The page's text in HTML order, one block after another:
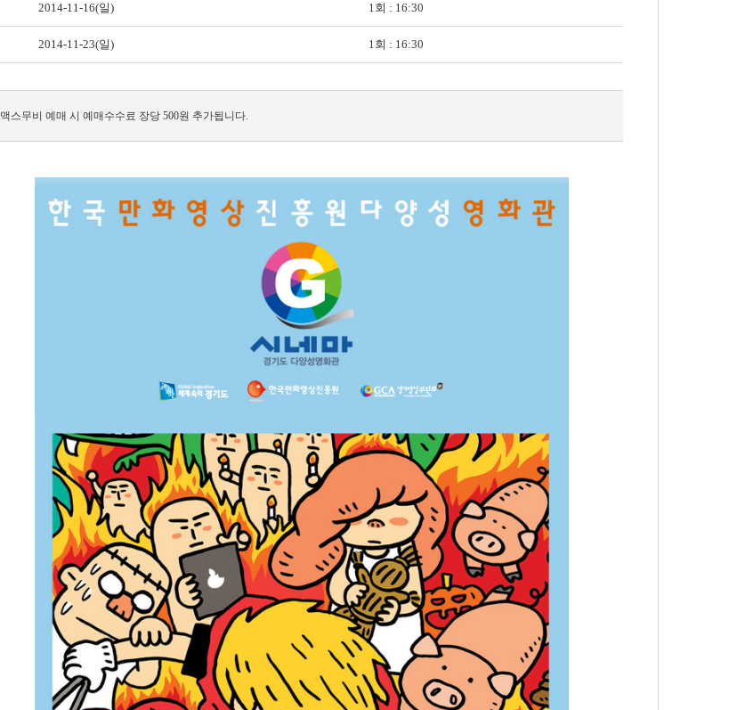
2014-11-16(일) 1회 : 16:30
2014-11-23(일) 1회 : 16:30
맥스무비 예매 시 예매수수료 장당 500원 추가됩니다.